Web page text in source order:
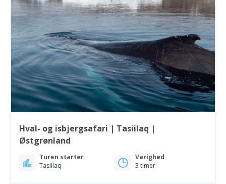
Hval- og isbjergsafari | Tasiilaq |
Østgrønland
Turen starter
Tasiilaq
Varighed
3 timer